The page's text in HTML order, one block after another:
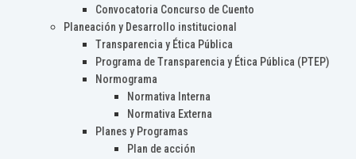
Convocatoria Concurso de Cuento
Planeación y Desarrollo institucional
Transparencia y Ética Pública
Programa de Transparencia y Ética Pública (PTEP)
Normograma
Normativa Interna
Normativa Externa
Planes y Programas
Plan de acción